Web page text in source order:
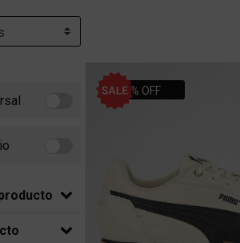
por sucursal: Retiro por sucursal
a domicilio: Envio a domicilio
10% OFF